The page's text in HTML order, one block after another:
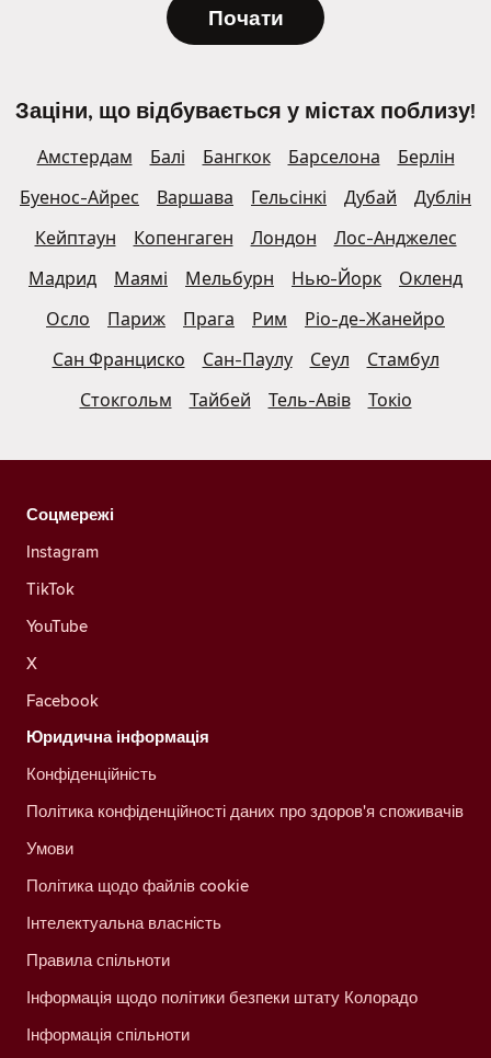
Почати
Заціни, що відбувається у містах поблизу!
Амстердам Балі Бангкок Барселона
Берлін
Буенос-Айрес
Варшава Гельсінкі Дубай
Дублін
Кейптаун
Копенгаген Лондон
Лос-Анджелес
Мадрид
Маямі Мельбурн Нью-Йорк
Окленд
Осло
Париж Прага Рим
Ріо-де-Жанейро
Сан Франциско
Сан-Паулу Сеул
Стамбул
Стокгольм
Тайбей Тель-Авів Токіо
Соцмережі
Instagram
TikTok
YouTube
X
Facebook
Юридична інформація
Конфіденційність
Політика конфіденційності даних про здоров'я споживачів
Умови
Політика щодо файлів cookie
Інтелектуальна власність
Правила спільноти
Інформація щодо політики безпеки штату Колорадо
Інформація спільноти